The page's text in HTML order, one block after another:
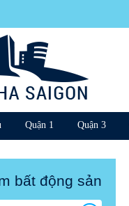
Quận 1 Quận 3
bất động sản